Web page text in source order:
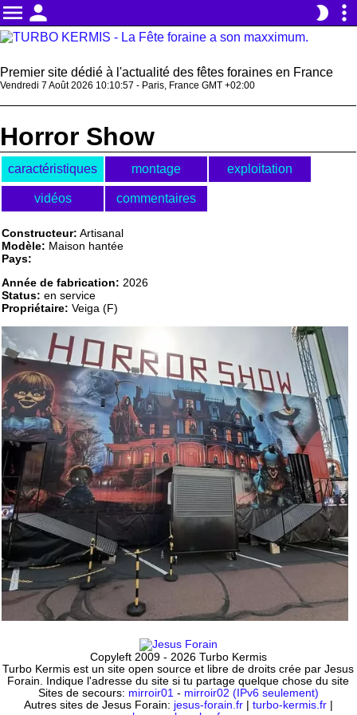
menu person brightness_2 more_vert
Premier site dédié à l'actualité des fêtes foraines en France
Vendredi 7 Août 2026 10:10:57 - Paris, France GMT +02:00
Horror Show
caractéristiques montage exploitation
vidéos commentaires
Constructeur: Artisanal
Modèle: Maison hantée
Pays:
Année de fabrication: 2026
Status: en service
Propriétaire: Veiga (F)
Copyleft 2009 - 2026 Turbo Kermis
Turbo Kermis est un site open source et libre de droits crée par Jesus
Forain. Indique l'adresse du site si tu partage quelque chose du site
Sites de secours: mirroir01 - mirroir02 (IPv6 seulement)
Autres sites de Jesus Forain: jesus-forain.fr| turbo-kermis.fr|